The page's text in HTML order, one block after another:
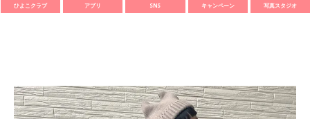
ひよこクラブ アプリ SNS キャンペーン 写真スタジオ